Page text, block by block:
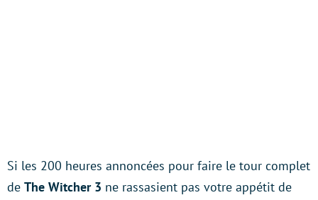
Si les 200 heures annoncées pour faire le tour complet
de The Witcher 3 ne rassasient pas votre appétit de